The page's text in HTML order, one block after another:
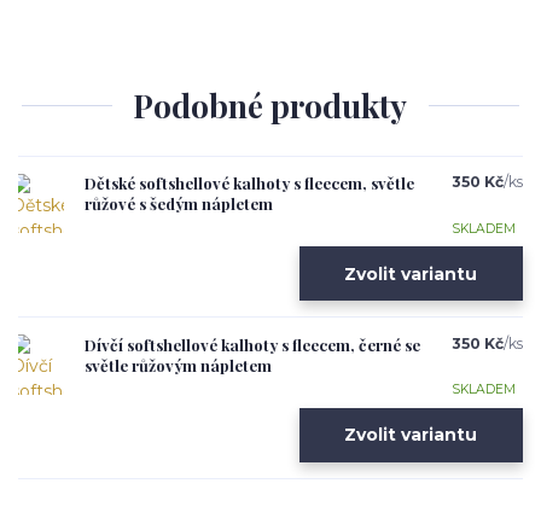
Podobné produkty
Dětské softshellové kalhoty s fleecem, světle
růžové s šedým nápletem
350 Kč/ks
SKLADEM
Zvolit variantu
Dívčí softshellové kalhoty s fleecem, černé se
světle růžovým nápletem
350 Kč/ks
SKLADEM
Zvolit variantu